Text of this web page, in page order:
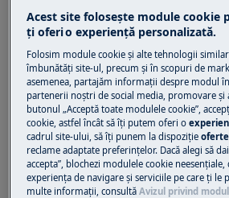
Problema:
Motorul robotului de
în timpul funcționării
Se aplică la:
Roboti de bucătărie
Rezoluţie:
1. Scoateți jumătate din
Acest site folosește module cookie
ţi oferi o experienţă personalizată.
Folosim module cookie și alte tehnologii
îmbunătăţi site-ul, precum și în scopuri de
asemenea, partajăm informaţii despre modul
partenerii noștri de social media, promovare și
butonul „Acceptă toate modulele cookie”,
cookie, astfel încât să îţi putem oferi o
cadrul site-ului, să îţi punem la dispoziţie
reclame adaptate preferinţelor. Dacă alegi să
accepta”, blochezi modulele cookie neesenţiale,
experienţa de navigare și serviciile pe care ţi le
multe informaţii, consultăAvizul privind